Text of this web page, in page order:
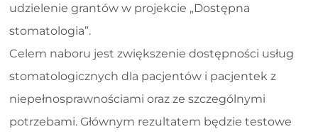
udzielenie grantów w projekcie „Dostępna
stomatologia”.
Celem naboru jest zwiększenie dostępności usług
stomatologicznych dla pacjentów i pacjentek z
niepełnosprawnościami oraz ze szczególnymi
potrzebami. Głównym rezultatem będzie testowe